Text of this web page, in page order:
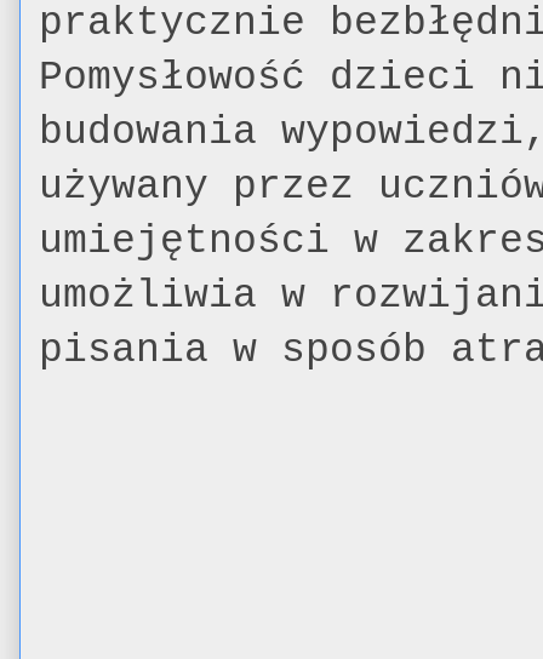
praktycznie
Pomysłowość dzieci
budowania
używany przez
umiejętności w
umożliwia w
pisania w sposób